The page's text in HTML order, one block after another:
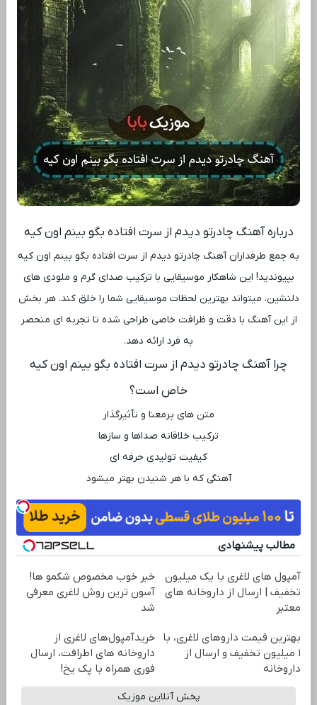
درباره آهنگ چادرتو دیدم از سرت افتاده بگو بینم اون کیه
به جمع طرفداران آهنگ چادرتو دیدم از سرت افتاده بگو بینم اون کیه
بپیوندید! این شاهکار موسیقایی با ترکیب صدای گرم و ملودی ‌های
دلنشین، میتواند بهترین لحظات موسیقایی شما را خلق کند. هر بخش
از این آهنگ با دقت و ظرافت خاصی طراحی شده تا تجربه ‌ای منحصر
به فرد ارائه دهد.
چرا آهنگ چادرتو دیدم از سرت افتاده بگو بینم اون کیه
خاص است؟
متن‌ های پرمعنا و تأثیرگذار
ترکیب خلاقانه صداها و سازها
کیفیت تولیدی حرفه ‌ای
آهنگی که با هر شنیدن بهتر میشود
مطالب پیشنهادی
آمپول های لاغری با یک میلیون
تخفیف | ارسال از داروخانه های
معتبر
خبر خوب مخصوص شکمو ها!
آسون ترین روش لاغری معرفی
شد
بهترین قیمت داروهای لاغری، با
۱ میلیون تخفیف و ارسال از
داروخانه‌
خریدآمپول‌های لاغری از
داروخانه های اطرافت، ارسال
فوری همراه با پک یخ!
پخش آنلاین موزیک